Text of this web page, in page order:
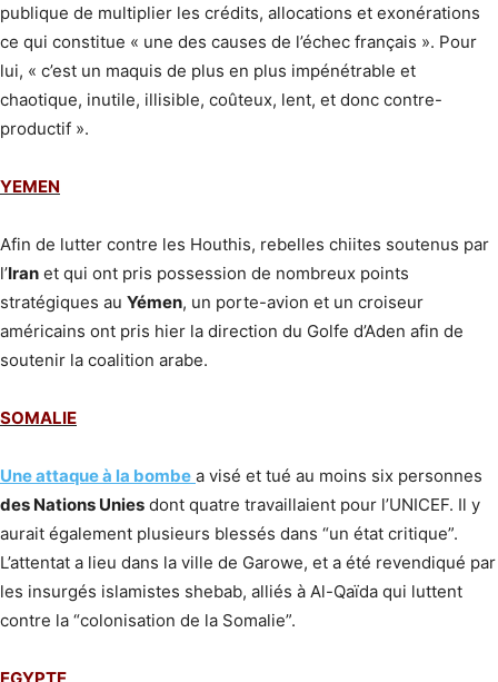
publique de multiplier les crédits, allocations et exonérations
ce qui constitue « une des causes de l’échec français ». Pour
lui, « c’est un maquis de plus en plus impénétrable et
chaotique, inutile, illisible, coûteux, lent, et donc contre-
productif ».
YEMEN
Afin de lutter contre les Houthis, rebelles chiites soutenus par
l’Iran et qui ont pris possession de nombreux points
stratégiques au Yémen, un porte-avion et un croiseur
américains ont pris hier la direction du Golfe d’Aden afin de
soutenir la coalition arabe.
SOMALIE
Une attaque à la bombe a visé et tué au moins six personnes
des Nations Unies dont quatre travaillaient pour l’UNICEF. Il y
aurait également plusieurs blessés dans “un état critique”.
L’attentat a lieu dans la ville de Garowe, et a été revendiqué par
les insurgés islamistes shebab, alliés à Al-Qaïda qui luttent
contre la “colonisation de la Somalie”.
EGYPTE